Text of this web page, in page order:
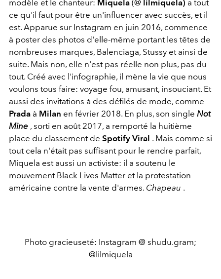
modèle et le chanteur: Miquela (@ lilmiquela) a tout
ce qu'il faut pour être un'influencer avec succès, et il
est. Apparue sur Instagram en juin 2016, commence
à poster des photos d'elle-même portant les têtes de
nombreuses marques, Balenciaga, Stussy et ainsi de
suite. Mais non, elle n'est pas réelle non plus, pas du
tout. Créé avec l'infographie, il mène la vie que nous
voulons tous faire: voyage fou, amusant, insouciant. Et
aussi des invitations à des défilés de mode, comme
Prada à Milan en février 2018. En plus, son single Not
Mine , sorti en août 2017, a remporté la huitième
place du classement de Spotify Viral . Mais comme si
tout cela n'était pas suffisant pour le rendre parfait,
Miquela est aussi un activiste: il a soutenu le
mouvement Black Lives Matter et la protestation
américaine contre la vente d'armes. Chapeau .
Photo gracieuseté: Instagram @ shudu.gram;
@lilmiquela